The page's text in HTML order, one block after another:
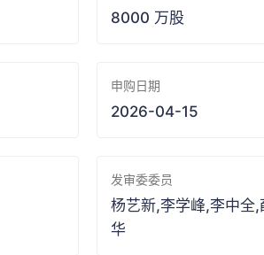
8000 万股
申购日期
2026-04-15
发审委委员
杨艺新,李学峰,李中全,
华